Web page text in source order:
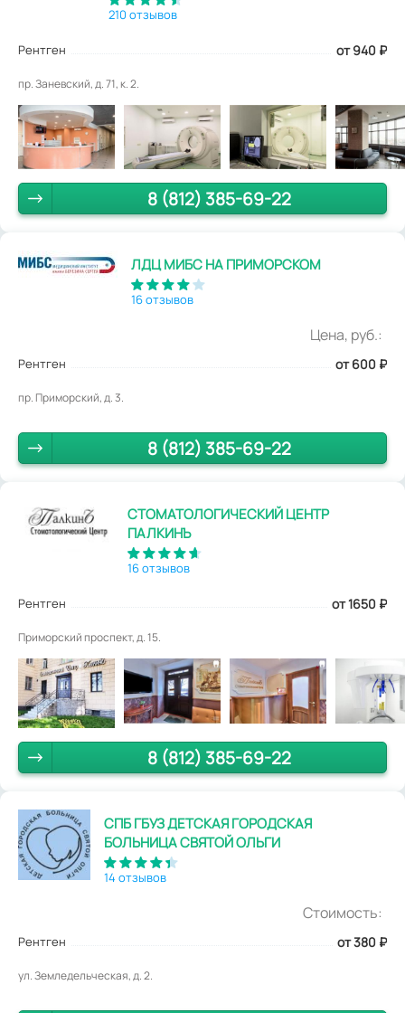
210 отзывов
Рентген от 940 ₽
пр. Заневский, д. 71, к. 2.
8 (812) 385-69-22
ЛДЦ МИБС НА ПРИМОРСКОМ
16 отзывов
Цена, руб.:
Рентген от 600 ₽
пр. Приморский, д. 3.
8 (812) 385-69-22
СТОМАТОЛОГИЧЕСКИЙ ЦЕНТР
ПАЛКИНЪ
16 отзывов
Рентген от 1650 ₽
Приморский проспект, д. 15.
8 (812) 385-69-22
СПБ ГБУЗ ДЕТСКАЯ ГОРОДСКАЯ
БОЛЬНИЦА СВЯТОЙ ОЛЬГИ
14 отзывов
Стоимость:
Рентген от 380 ₽
ул. Земледельческая, д. 2.